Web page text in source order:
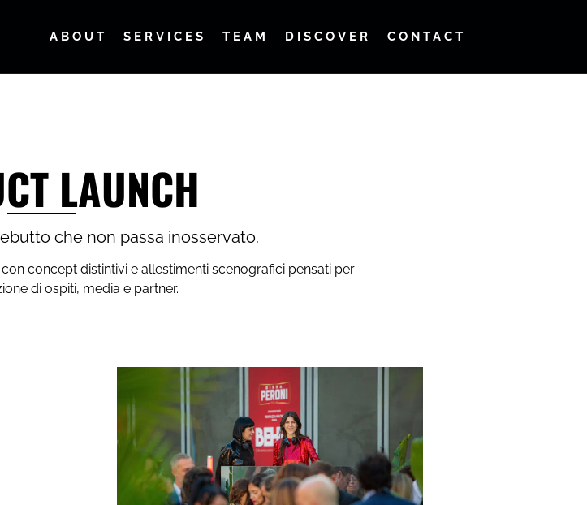
ABOUT SERVICES TEAM DISCOVER CONTACT
LAUNCH
che non passa inosservato.
concept distintivi e allestimenti scenografici pensati per
di ospiti, media e partner.